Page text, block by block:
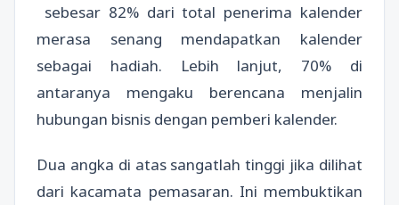
sebesar 82% dari total penerima kalender
merasa senang mendapatkan kalender
sebagai hadiah. Lebih lanjut, 70% di
antaranya mengaku berencana menjalin
hubungan bisnis dengan pemberi kalender.
Dua angka di atas sangatlah tinggi jika dilihat
dari kacamata pemasaran. Ini membuktikan